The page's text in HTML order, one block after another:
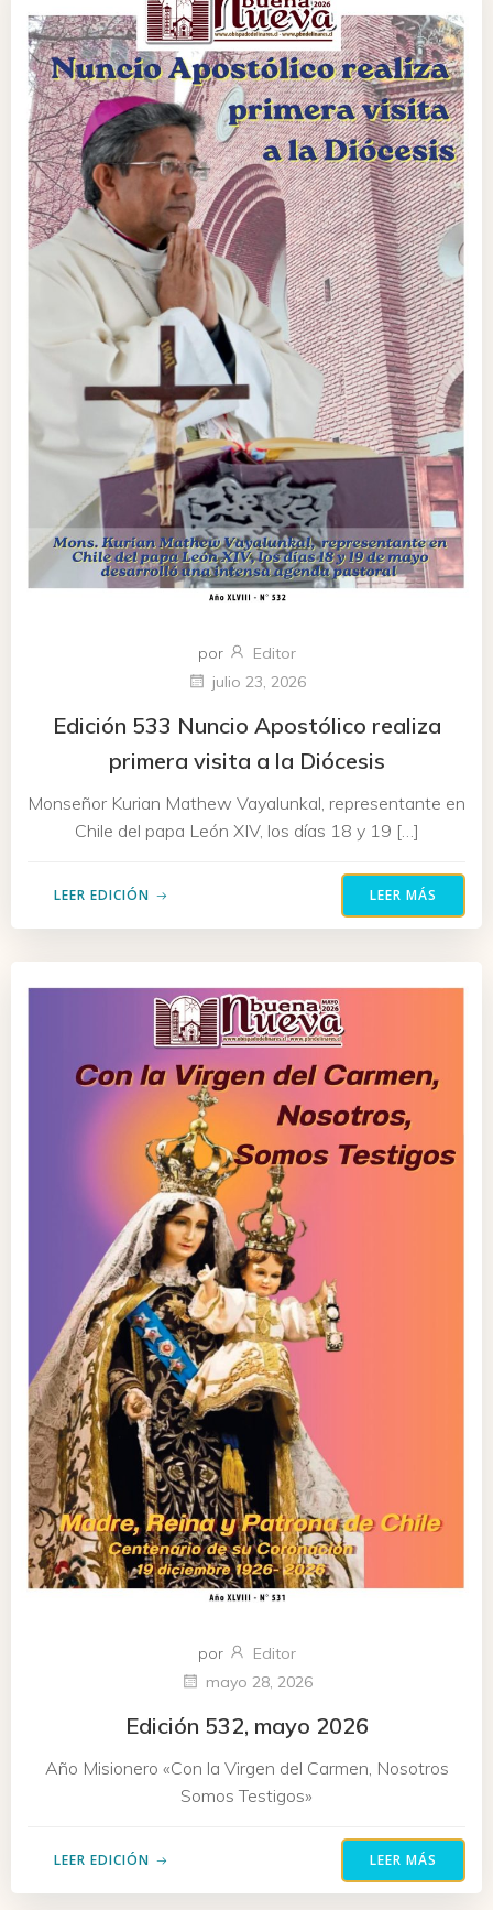
por
Editor
julio 23, 2026
Edición 533 Nuncio Apostólico realiza
primera visita a la Diócesis
Monseñor Kurian Mathew Vayalunkal, representante en
Chile del papa León XIV, los días 18 y 19 […]
LEER EDICIÓN LEER MÁS
por
Editor
mayo 28, 2026
Edición 532, mayo 2026
Año Misionero «Con la Virgen del Carmen, Nosotros
Somos Testigos»
LEER EDICIÓN LEER MÁS